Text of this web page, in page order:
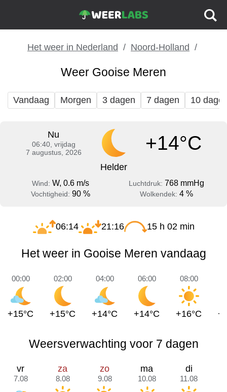
Het weer in Nederland Noord-Holland
Weer Gooise Meren
Vandaag Morgen 3 dagen 7 dagen 10
Nu
06:40, vrijdag
7 augustus, 2026
+14°C
Helder
Wind: W, 0.6 m/s Luchtdruk: 768 mmHg
Vochtigheid: 90 % Wolkendek: 4 %
06:14 21:16 15 h 02 min
Het weer in Gooise Meren vandaag
00:00
+15°C
02:00
+15°C
04:00
+14°C
06:00
+14°C
08:00
+16°C
Weersverwachting voor 7 dagen
vr
7.08
za
8.08
zo
9.08
ma
10.08
di
11.08